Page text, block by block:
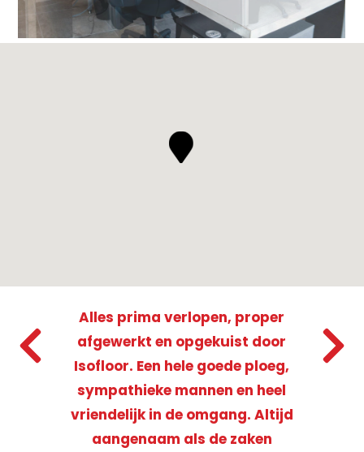
Alles prima verlopen, proper
afgewerkt en opgekuist door
Isofloor. Een hele goede ploeg,
sympathieke mannen en heel
vriendelijk in de omgang. Altijd
aangenaam als de zaken